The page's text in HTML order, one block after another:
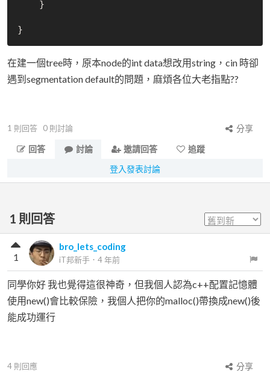
在建一個tree時，原本node的int data想改用string，cin 時卻
遇到segmentation default的問題，麻煩各位大老指點??
1 則回答 0 則討論
分享
回答
討論 邀請回答
追蹤
登入發表討論
1 則回答
bro_lets_coding
iT邦新手 ． 4 年前
1
同學你好 我也覺得這很神奇，但我個人認為c++配置記憶體
使用new()會比較保險，我個人把你的malloc()帶換成new()後
能成功運行
4 則回應
分享